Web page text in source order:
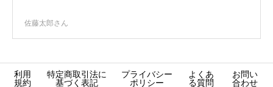
佐藤太郎さん
利用
規約
特定商取引法に
基づく表記
プライバシー
ポリシー
よくあ
る質問
お問い
合わせ